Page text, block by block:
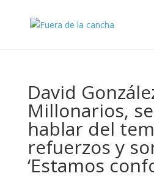
David
Millonarios,
hablar del
refuerzos y
‘Estamos